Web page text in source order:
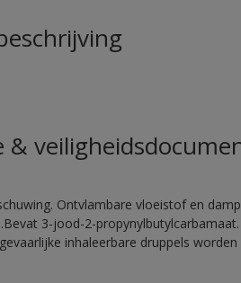
&
Ontvlambare vloeistof en
3-jood-2-
inhaleerbare druppels